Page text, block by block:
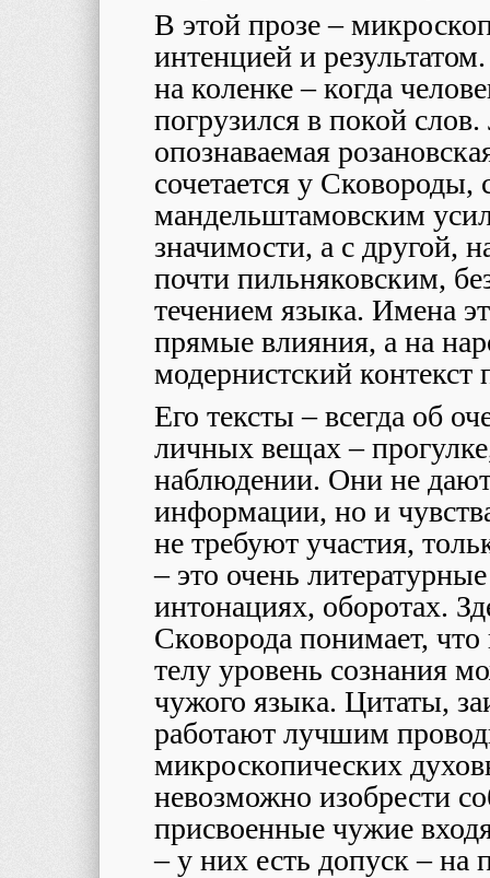
В этой прозе –
интенцией и
на коленке – когда
погрузился в покой
опознаваемая
сочетается у Сковороды,
мандельштамовским
значимости, а с другой,
почти пильняковским,
течением языка. Имена
прямые влияния, а на
модернистский
Его тексты – всегда об
личных вещах –
наблюдении. Они не
информации, но и
не требуют участия,
– это очень
интонациях, оборотах.
Сковорода понимает,
телу уровень сознания
чужого языка. Цитаты,
работают лучшим
микроскопических
невозможно изобрести
присвоенные чужие
– у них есть допуск – на